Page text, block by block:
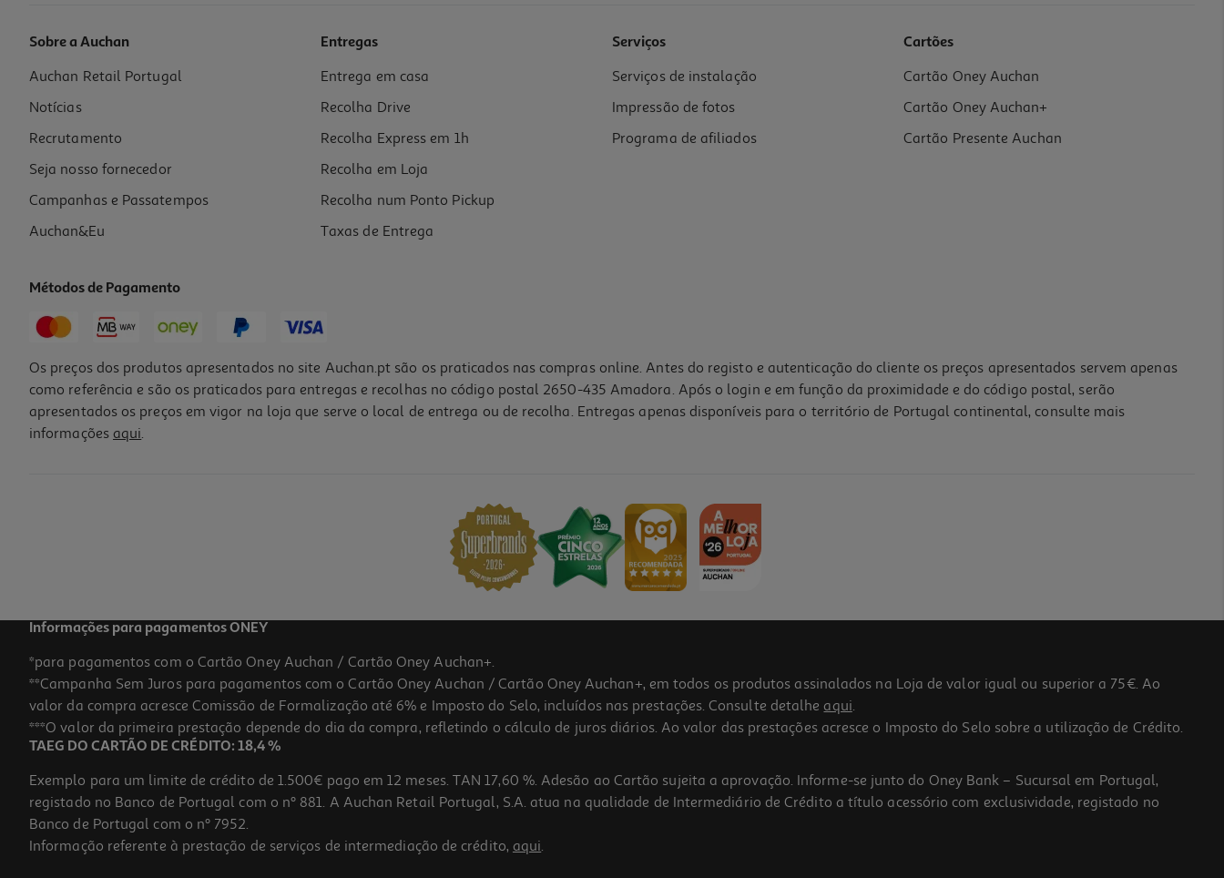
Auriculares Half In Ear Qilive Branco Tws Led Screen Q1342
20.99 €/un
20,99 €
Sobre a Auchan
Auchan Retail Portugal
Notícias
Recrutamento
Seja nosso fornecedor
Campanhas e Passatempos
Auchan&Eu
Entregas
Entrega em casa
Recolha Drive
Recolha Express em 1h
Recolha em Loja
Recolha num Ponto Pickup
Taxas de Entrega
Serviços
Serviços de instalação
Impressão de fotos
Programa de afiliados
Cartões
Cartão Oney Auchan
Cartão Oney Auchan+
Cartão Presente Auchan
Métodos de Pagamento
Os preços dos produtos apresentados no site Auchan.pt são os praticados nas compras online. Antes do registo e autenticação do cliente os preços apresentados servem apenas
como referência e são os praticados para entregas e recolhas no código postal 2650-435 Amadora. Após o login e em função da proximidade e do código postal, serão
apresentados os preços em vigor na loja que serve o local de entrega ou de recolha. Entregas apenas disponíveis para o território de Portugal continental, consulte mais
informações aqui.
Informações para pagamentos ONEY
*para pagamentos com o Cartão Oney Auchan / Cartão Oney Auchan+.
**Campanha Sem Juros para pagamentos com o Cartão Oney Auchan / Cartão Oney Auchan+, em todos os produtos assinalados na Loja de valor igual ou superior a 75€. Ao
valor da compra acresce Comissão de Formalização até 6% e Imposto do Selo, incluídos nas prestações. Consulte detalhe aqui.
***O valor da primeira prestação depende do dia da compra, refletindo o cálculo de juros diários. Ao valor das prestações acresce o Imposto do Selo sobre a utilização de Crédito.
TAEG DO CARTÃO DE CRÉDITO: 18,4 %
Exemplo para um limite de crédito de 1.500€ pago em 12 meses. TAN 17,60 %. Adesão ao Cartão sujeita a aprovação. Informe-se junto do Oney Bank – Sucursal em Portugal,
registado no Banco de Portugal com o nº 881. A Auchan Retail Portugal, S.A. atua na qualidade de Intermediário de Crédito a título acessório com exclusividade, registado no
Banco de Portugal com o nº 7952.
Informação referente à prestação de serviços de intermediação de crédito, aqui.